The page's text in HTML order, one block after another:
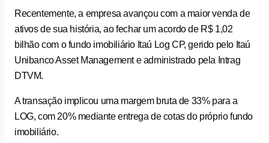
Recentemente, a empresa avançou com a maior venda de
ativos de sua história, ao fechar um acordo de R$ 1,02
bilhão com o fundo imobiliário Itaú Log CP, gerido pelo Itaú
Unibanco Asset Management e administrado pela Intrag
DTVM.
A transação implicou uma margem bruta de 33% para a
LOG, com 20% mediante entrega de cotas do próprio fundo
imobiliário.